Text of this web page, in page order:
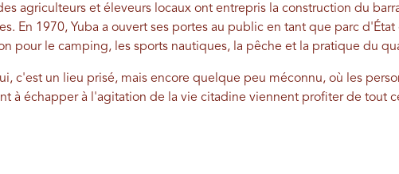
agriculteurs et éleveurs locaux ont entrepris la construction du
En 1970, Yuba a ouvert ses portes au public en tant que parc
pour le camping, les sports nautiques, la pêche et la pratique du
c'est un lieu prisé, mais encore quelque peu méconnu, où les
à échapper à l'agitation de la vie citadine viennent profiter de tout